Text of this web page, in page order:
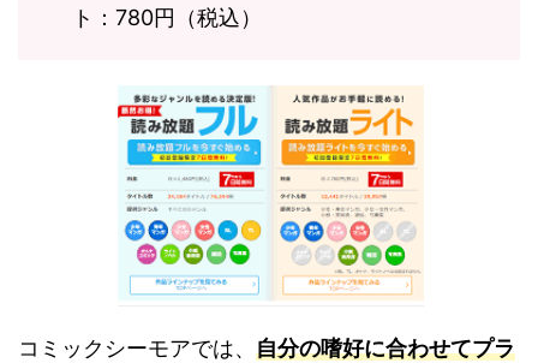
ト：780円（税込）
コミックシーモアでは、 自分の嗜好に合わせてプラ